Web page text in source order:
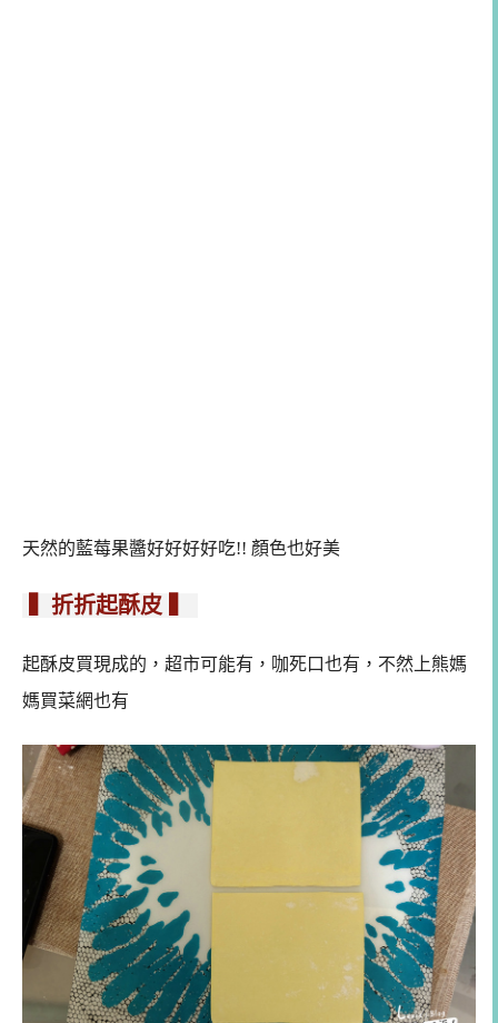
天然的藍莓果醬好好好好吃!! 顏色也好美
▍折折起酥皮 ▍
起酥皮買現成的，超市可能有，咖死口也有，不然上熊媽
媽買菜網也有